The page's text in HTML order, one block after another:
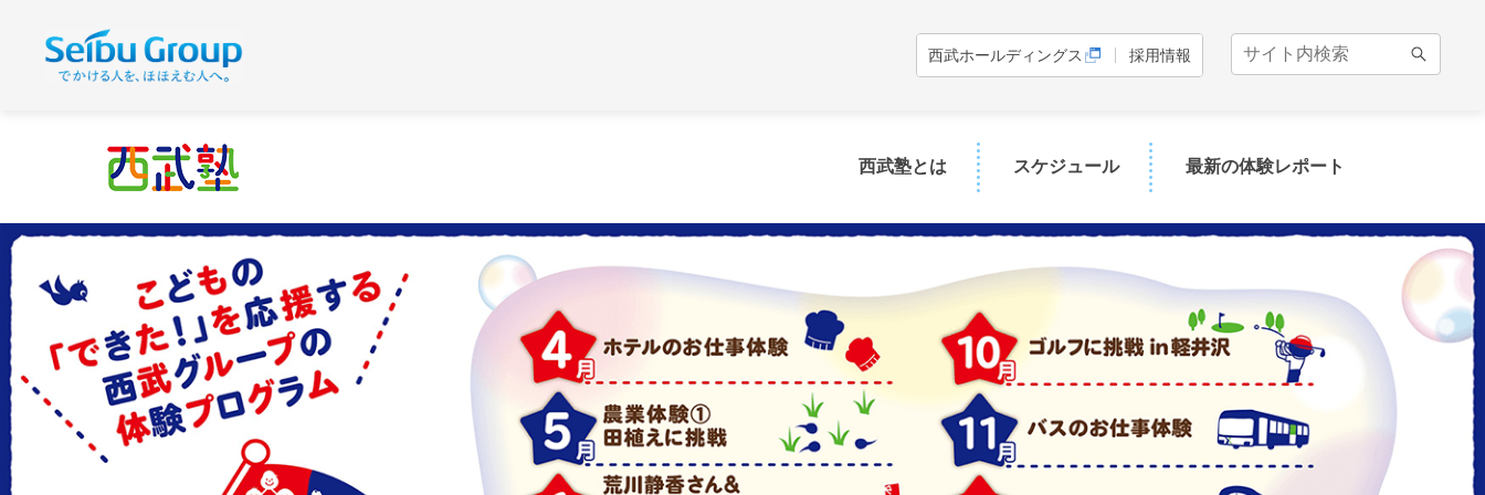
西武ホールディングス 採用情報
西武塾とは スケジュール 最新の体験レポート